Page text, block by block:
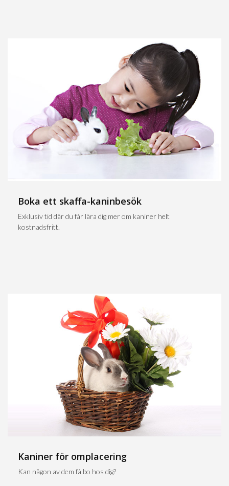
Boka ett skaffa-kaninbesök
Exklusiv tid där du får lära dig mer om kaniner helt
kostnadsfritt.
Kaniner för omplacering
Kan någon av dem få bo hos dig?